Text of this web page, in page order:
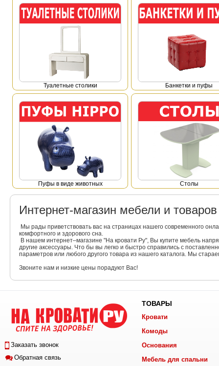
Туалетные столики Банкетки и пуфы
Пуфы в виде животных Столы
Интернет-магазин мебели и
Мы рады приветствовать вас на страницах нашего современного
комфортного и здорового сна.
В нашем интернет–магазине "На кровати Ру", Вы купите мебель
другие аксессуары. Что бы вы легко и быстро справились с
параметров или любого другого товара из нашего каталога. Мы
Звоните нам и низкие цены порадуют Вас!
Заказать звонок
Обратная связь
ТОВАРЫ
Кровати
Комоды
Основания
Мебель для спальни